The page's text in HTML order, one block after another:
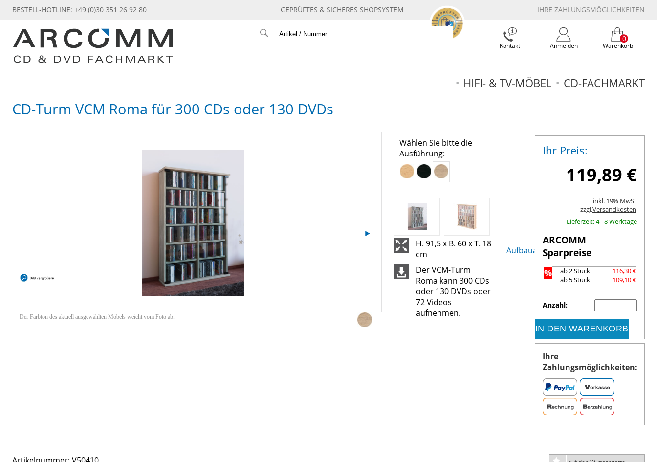
BESTELL-HOTLINE: +49 (0)30 351 26 92 80 GEPRÜFTES & SICHERES SHOPSYSTEM IHRE ZAHLUNGSMÖGLICHKEITEN
0
Warenkorb
Anmelden
Kontakt
HIFI- & TV-MÖBEL CD-FACHMARKT
CD-Turm VCM Roma für 300 CDs oder 130 DVDs
Der Farbton des aktuell ausgewählten Möbels weicht vom Foto ab.
Wählen Sie bitte die
Ausführung:
H. 91,5 x B. 60 x T. 18
cm
Der VCM-Turm
Roma kann 300 CDs
oder 130 DVDs oder
72 Videos
aufnehmen.
Aufbauanleitung (PDF)
Ihr Preis:
119,89 €
inkl. 19% MwSt
zzgl.Versandkosten
Lieferzeit: 4 - 8 Werktage
ARCOMM
Sparpreise
% ab 2 Stück
116,30 €
ab 5 Stück
109,10 €
Anzahl:
IN DEN WARENKORB
Ihre
Zahlungsmöglichkeiten:
Artikelnummer: V50410